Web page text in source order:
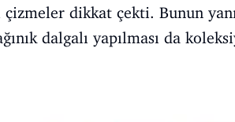
dikkat çekti. Bunun
dalgalı yapılması da